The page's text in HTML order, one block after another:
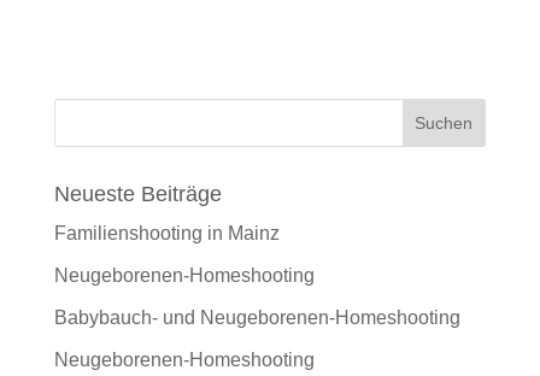
Neueste Beiträge
Familienshooting in Mainz
Neugeborenen-Homeshooting
Babybauch- und Neugeborenen-Homeshooting
Neugeborenen-Homeshooting